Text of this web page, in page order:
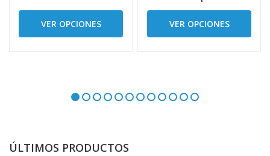
VER OPCIONES VER OPCIONES
ÚLTIMOS PRODUCTOS